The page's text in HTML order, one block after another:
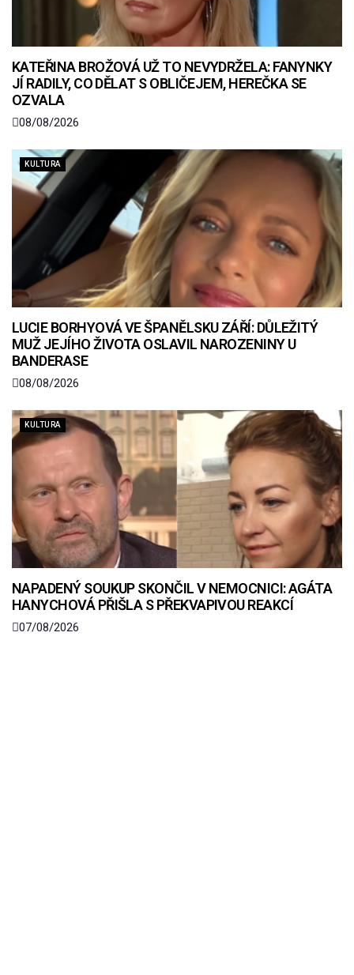
KATEŘINA BROŽOVÁ UŽ TO NEVYDRŽELA: FANYNKY
JÍ RADILY, CO DĚLAT S OBLIČEJEM, HEREČKA SE
OZVALA
08/08/2026
KULTURA
LUCIE BORHYOVÁ VE ŠPANĚLSKU ZÁŘÍ: DŮLEŽITÝ
MUŽ JEJÍHO ŽIVOTA OSLAVIL NAROZENINY U
BANDERASE
08/08/2026
KULTURA
NAPADENÝ SOUKUP SKONČIL V NEMOCNICI: AGÁTA
HANYCHOVÁ PŘIŠLA S PŘEKVAPIVOU REAKCÍ
07/08/2026